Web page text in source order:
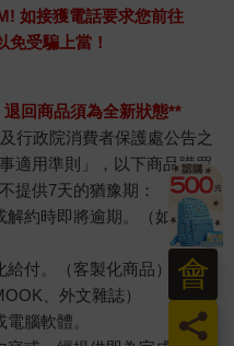
如接獲電話要求您前往
免受騙上當！
回商品須為全新狀態**
行政院消費者保護處公告之
適用準則」，以下商品購買
提供7天的猶豫期：
解約時即將逾期。（如：生
付。（客製化商品）
、外文雜誌）
腦軟體。
員
會